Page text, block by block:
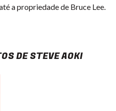
a propriedade de Bruce Lee.
DE STEVE AOKI